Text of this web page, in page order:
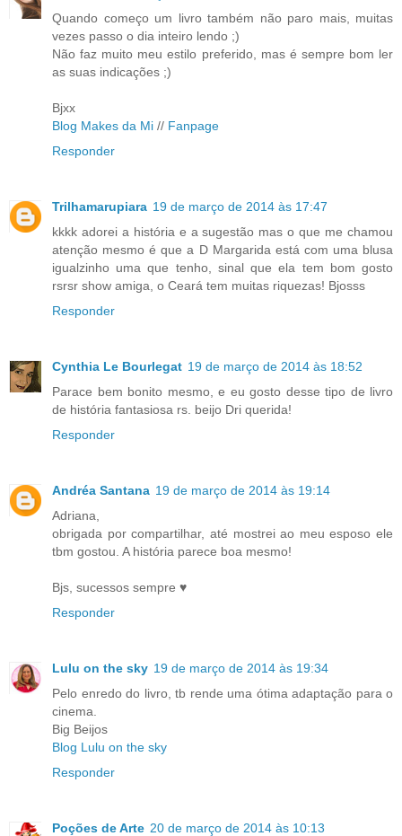
Quando começo um livro também não paro mais, muitas
vezes passo o dia inteiro lendo ;)
Não faz muito meu estilo preferido, mas é sempre bom ler
as suas indicações ;)
Bjxx
Blog Makes da Mi // Fanpage
Responder
Trilhamarupiara 19 de março de 2014 às 17:47
kkkk adorei a história e a sugestão mas o que me chamou
atenção mesmo é que a D Margarida está com uma blusa
igualzinho uma que tenho, sinal que ela tem bom gosto
rsrsr show amiga, o Ceará tem muitas riquezas! Bjosss
Responder
Cynthia Le Bourlegat 19 de março de 2014 às 18:52
Parace bem bonito mesmo, e eu gosto desse tipo de livro
de história fantasiosa rs. beijo Dri querida!
Responder
Andréa Santana 19 de março de 2014 às 19:14
Adriana,
obrigada por compartilhar, até mostrei ao meu esposo ele
tbm gostou. A história parece boa mesmo!
Bjs, sucessos sempre ♥
Responder
Lulu on the sky 19 de março de 2014 às 19:34
Pelo enredo do livro, tb rende uma ótima adaptação para o
cinema.
Big Beijos
Blog Lulu on the sky
Responder
Poções de Arte 20 de março de 2014 às 10:13